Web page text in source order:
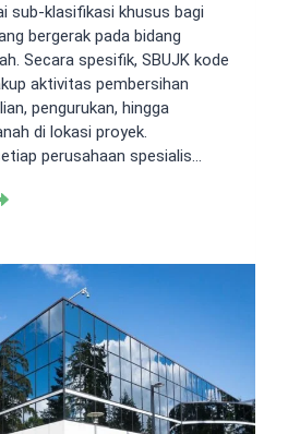
sub-klasifikasi khusus bagi
bergerak pada bidang
Secara spesifik, SBUJK kode
aktivitas pembersihan
pengurukan, hingga
di lokasi proyek.
perusahaan spesialis…